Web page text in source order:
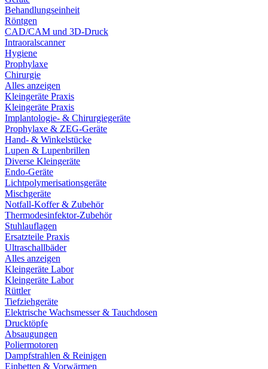
Behandlungseinheit
Röntgen
CAD/CAM und 3D-Druck
Intraoralscanner
Hygiene
Prophylaxe
Chirurgie
Alles anzeigen
Kleingeräte Praxis
Kleingeräte Praxis
Implantologie- & Chirurgiegeräte
Prophylaxe & ZEG-Geräte
Hand- & Winkelstücke
Lupen & Lupenbrillen
Diverse Kleingeräte
Endo-Geräte
Lichtpolymerisationsgeräte
Mischgeräte
Notfall-Koffer & Zubehör
Thermodesinfektor-Zubehör
Stuhlauflagen
Ersatzteile Praxis
Ultraschallbäder
Alles anzeigen
Kleingeräte Labor
Kleingeräte Labor
Rüttler
Tiefziehgeräte
Elektrische Wachsmesser & Tauchdosen
Drucktöpfe
Absaugungen
Poliermotoren
Dampfstrahlen & Reinigen
Einbetten & Vorwärmen